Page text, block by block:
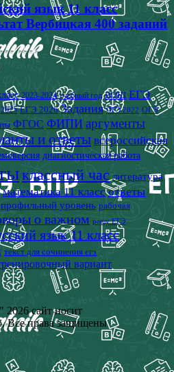
язык 11 класс
Вербицкая 400 заданий
2023-2024 учебный год ВОШ ЕГЭ
ЕГЭ 2026 Задания ОГЭ 2022 ОГЭ
ФГОС ФИПИ аргументы
и ответы всероссийская
диагностическая работа
классный час литература
математика 11 класс ответы
профильный уровень рабочая
о важном решу ЕГЭ
язык 11 класс
текст для сочинения егэ
вариант
сайт носит
Все права защищены